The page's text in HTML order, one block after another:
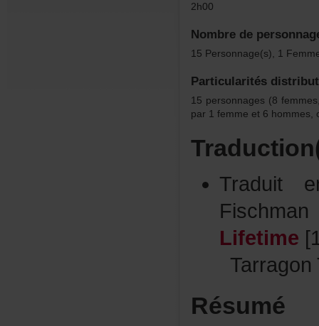
2h00
Lifetime
Résumé